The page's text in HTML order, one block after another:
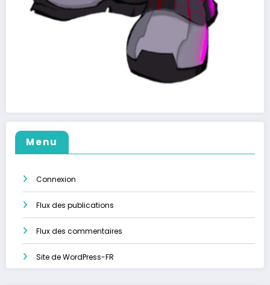
Menu
Connexion
Flux des publications
Flux des commentaires
Site de WordPress-FR